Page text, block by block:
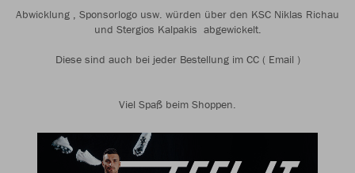
Abwicklung , Sponsorlogo usw. würden über den KSC Niklas Richau
und Stergios Kalpakis abgewickelt.
Diese sind auch bei jeder Bestellung im CC ( Email )
Viel Spaß beim Shoppen.